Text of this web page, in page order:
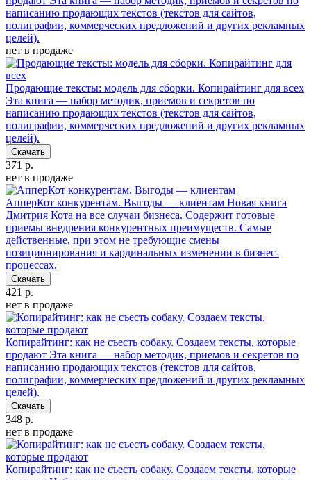
написанию продающих текстов (текстов для сайтов,
полиграфии, коммерческих предложений и других рекламных
целей).
нет в продаже
Продающие тексты: модель для сборки. Копирайтинг для всех
Эта книга — набор методик, приемов и секретов по
написанию продающих текстов (текстов для сайтов,
полиграфии, коммерческих предложений и других рекламных
целей).
Скачать
371 р.
нет в продаже
АпперКот конкурентам. Выгоды — клиентам Новая книга
Дмитрия Кота на все случаи бизнеса. Содержит готовые
приемы внедрения конкурентных преимуществ. Самые
действенные, при этом не требующие смены
позиционирования и кардинальных изменении в бизнес-
процессах.
Скачать
421 р.
нет в продаже
Копирайтинг: как не съесть собаку. Создаем тексты, которые
продают Эта книга — набор методик, приемов и секретов по
написанию продающих текстов (текстов для сайтов,
полиграфии, коммерческих предложений и других рекламных
целей).
Скачать
348 р.
нет в продаже
Копирайтинг: как не съесть собаку. Создаем тексты, которые